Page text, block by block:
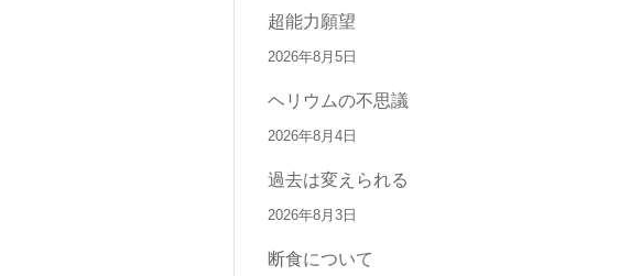
超能力願望
2026年8月5日
ヘリウムの不思議
2026年8月4日
過去は変えられる
2026年8月3日
断食について